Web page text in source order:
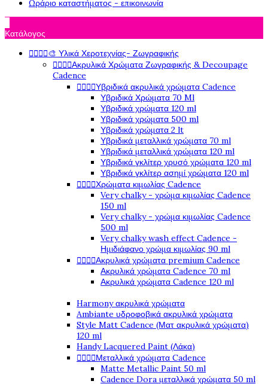
Ωράριο καταστήματος - επικοινωνία
Κατάλογος
🎨 Υλικά Χεροτεχνίας- Ζωγραφικής
Ακρυλικά Χρώματα Ζωγραφικής & Decoupage
Cadence
Υβριδικά ακρυλικά χρώματα Cadence
Υβριδικά Χρώματα 70 Ml
Υβριδικά χρώματα 120 ml
Υβριδικά χρώματα 500 ml
Υβριδικά χρώματα 2 lt
Υβριδικά μεταλλικά χρώματα 70 ml
Υβριδικά μεταλλικά χρώματα 120 ml
Υβριδικά γκλίτερ χρυσό χρώματα 120 ml
Υβριδικά γκλίτερ ασημί χρώματα 120 ml
Χρώματα κιμωλίας Cadence
Very chalky - χρώμα κιμωλίας Cadence
150 ml
Very chalky - χρώμα κιμωλίας Cadence
500 ml
Very chalky wash effect Cadence -
Ημιδιάφανο χρώμα κιμωλίας 90 ml
Ακρυλικά χρώματα premium Cadence
Ακρυλικά χρώματα Cadence 70 ml
Ακρυλικά χρώματα Cadence 120 ml
Harmony ακρυλικά χρώματα
Ambiante υδροφοβικά ακρυλικά χρώματα
Style Matt Cadence (Ματ ακρυλικά χρώματα)
120 ml
Handy Lacquered Paint (Λάκα)
Μεταλλικά χρώματα Cadence
Matte Metallic Paint 50 ml
Cadence Dora μεταλλικά χρώματα 50 ml